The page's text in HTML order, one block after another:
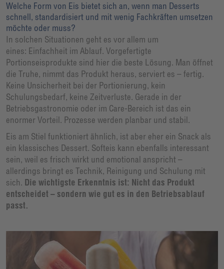
Welche Form von Eis bietet sich an, wenn man Desserts
schnell, standardisiert und mit wenig Fachkräften umsetzen
möchte oder muss?
In solchen Situationen geht es vor allem um
eines: Einfachheit im Ablauf. Vorgefertigte
Portionseisprodukte sind hier die beste Lösung. Man öffnet
die Truhe, nimmt das Produkt heraus, serviert es – fertig.
Keine Unsicherheit bei der Portionierung, kein
Schulungsbedarf, keine Zeitverluste. Gerade in der
Betriebsgastronomie oder im Care-Bereich ist das ein
enormer Vorteil. Prozesse werden planbar und stabil.
Eis am Stiel funktioniert ähnlich, ist aber eher ein Snack als
ein klassisches Dessert. Softeis kann ebenfalls interessant
sein, weil es frisch wirkt und emotional anspricht –
allerdings bringt es Technik, Reinigung und Schulung mit
sich. Die wichtigste Erkenntnis ist: Nicht das Produkt
entscheidet – sondern wie gut es in den Betriebsablauf
passt.